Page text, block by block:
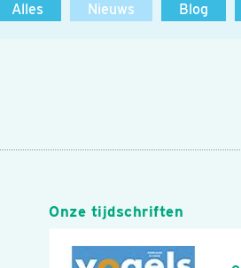
Alles Nieuws Blog
Onze tijdschriften